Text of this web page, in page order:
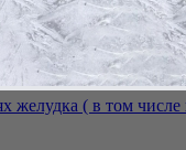
желудка ( в том